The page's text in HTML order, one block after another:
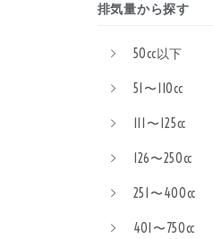
排気量から探す
50cc以下
51〜110cc
111〜125cc
126〜250cc
251〜400cc
401〜750cc